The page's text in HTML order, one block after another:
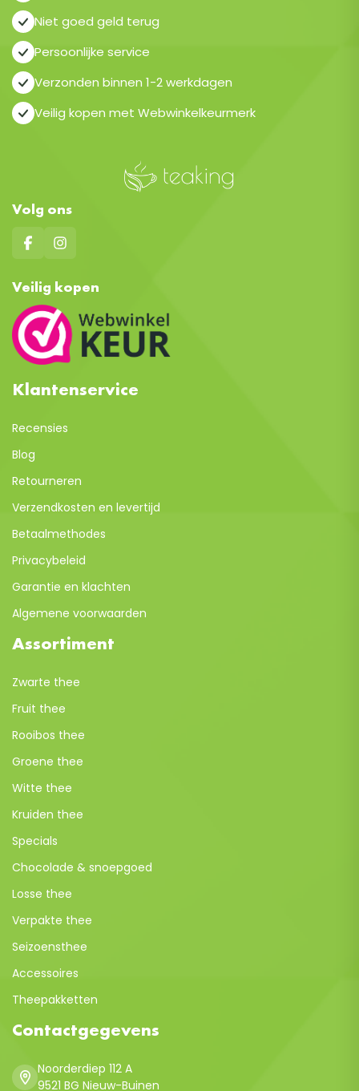
Niet goed geld terug
Persoonlijke service
Verzonden binnen 1-2 werkdagen
Veilig kopen met Webwinkelkeurmerk
Volg ons
Veilig kopen
Klantenservice
Recensies
Blog
Retourneren
Verzendkosten en levertijd
Betaalmethodes
Privacybeleid
Garantie en klachten
Algemene voorwaarden
Assortiment
Zwarte thee
Fruit thee
Rooibos thee
Groene thee
Witte thee
Kruiden thee
Specials
Chocolade & snoepgoed
Losse thee
Verpakte thee
Seizoensthee
Accessoires
Theepakketten
Contactgegevens
Noorderdiep 112 A
9521 BG Nieuw-Buinen